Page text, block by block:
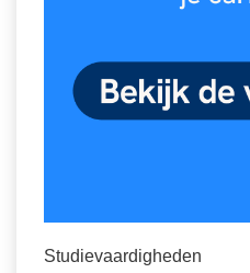
Onderwijsprijs
Schoolreisideeën
Schoolspullen
Montessori onderwijs
Jenaplanonderwijs
Onderwijsvacatures
Afscheidstekst collega
Studievaardigheden